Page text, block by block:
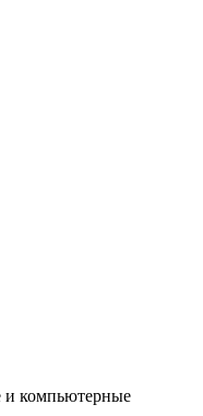
и компьютерные